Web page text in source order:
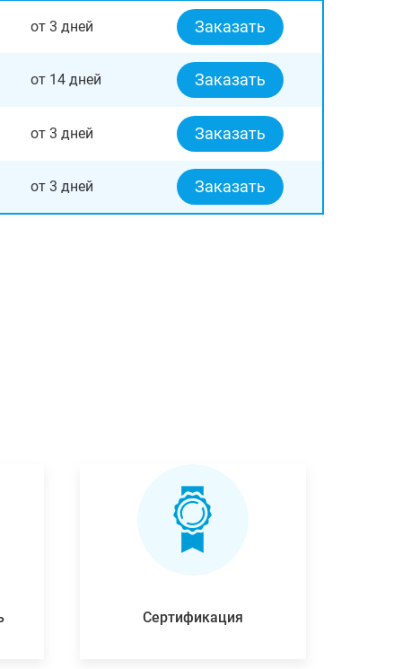
от 3 дней Заказать
от 14 дней Заказать
от 3 дней Заказать
от 3 дней Заказать
Сертификация